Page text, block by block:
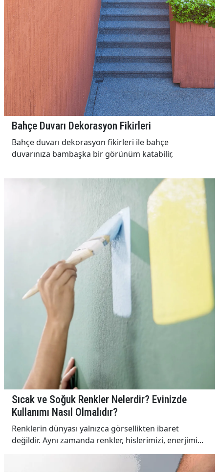
Bahçe Duvarı Dekorasyon Fikirleri
Bahçe duvarı dekorasyon fikirleri ile bahçe
duvarınıza bambaşka bir görünüm katabilir,
Sıcak ve Soğuk Renkler Nelerdir? Evinizde
Kullanımı Nasıl Olmalıdır?
Renklerin dünyası yalnızca görsellikten ibaret
değildir. Aynı zamanda renkler, hislerimizi, enerjimi...